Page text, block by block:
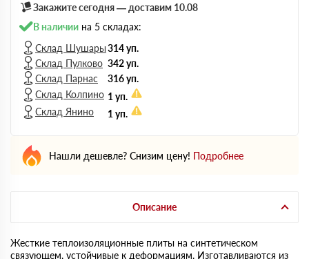
Закажите сегодня — доставим 10.08
В наличии на 5 складах:
Склад Шушары314 уп.
Склад Пулково 342 уп.
Склад Парнас
316 уп.
Склад Колпино 1 уп.
Склад Янино
1 уп.
Нашли дешевле? Снизим цену! Подробнее
Описание
Жесткие теплоизоляционные плиты на синтетическом
связующем, устойчивые к деформациям. Изготавливаются из